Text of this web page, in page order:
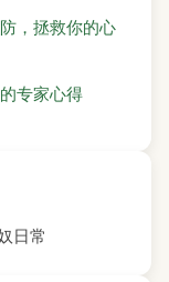
，拯救你的心
专家心得
日常